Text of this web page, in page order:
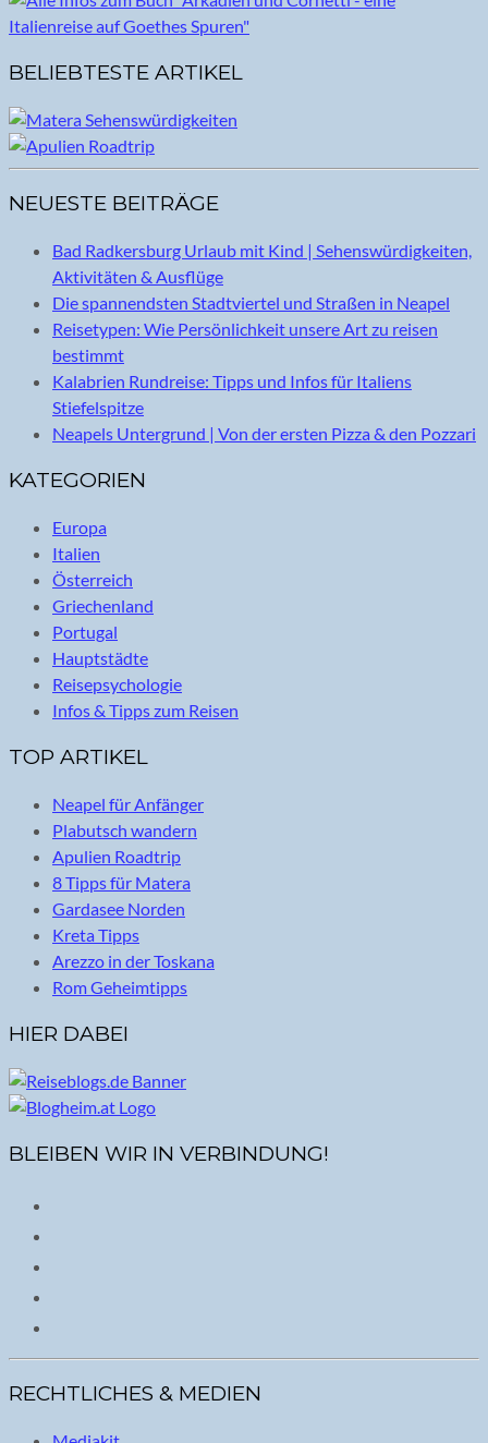
BELIEBTESTE ARTIKEL
NEUESTE BEITRÄGE
Bad Radkersburg Urlaub mit Kind | Sehenswürdigkeiten,
Aktivitäten & Ausflüge
Die spannendsten Stadtviertel und Straßen in Neapel
Reisetypen: Wie Persönlichkeit unsere Art zu reisen
bestimmt
Kalabrien Rundreise: Tipps und Infos für Italiens
Stiefelspitze
Neapels Untergrund | Von der ersten Pizza & den Pozzari
KATEGORIEN
Europa
Italien
Österreich
Griechenland
Portugal
Hauptstädte
Reisepsychologie
Infos & Tipps zum Reisen
TOP ARTIKEL
Neapel für Anfänger
Plabutsch wandern
Apulien Roadtrip
8 Tipps für Matera
Gardasee Norden
Kreta Tipps
Arezzo in der Toskana
Rom Geheimtipps
HIER DABEI
BLEIBEN WIR IN VERBINDUNG!
RECHTLICHES & MEDIEN